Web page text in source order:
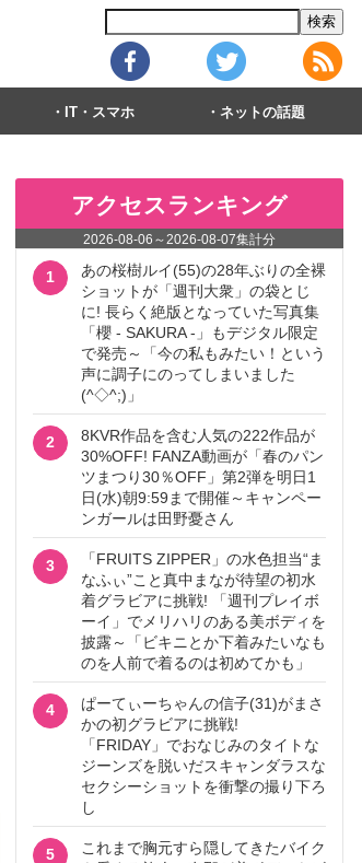
IT・スマホ ネットの話題
アクセスランキング
2026-08-06 ～2026-08-07集計分
1
あの桜樹ルイ(55)の28年ぶりの全裸
ショットが「週刊大衆」の袋とじ
に! 長らく絶版となっていた写真集
「櫻 - SAKURA -」もデジタル限定
で発売～「今の私もみたい！という
声に調子にのってしまいました
(^◇^;)」
2
8KVR作品を含む人気の222作品が
30%OFF! FANZA動画が「春のパン
ツまつり30％OFF」第2弾を明日1
日(水)朝9:59まで開催～キャンペー
ンガールは田野憂さん
3
「FRUITS ZIPPER」の水色担当“ま
なふぃ”こと真中まなが待望の初水
着グラビアに挑戦! 「週刊プレイボ
ーイ」でメリハリのある美ボディを
披露～「ビキニとか下着みたいなも
のを人前で着るのは初めてかも」
4
ぱーてぃーちゃんの信子(31)がまさ
かの初グラビアに挑戦!
「FRIDAY」でおなじみのタイトな
ジーンズを脱いだスキャンダラスな
セクシーショットを衝撃の撮り下ろ
し
5
これまで胸元すら隠してきたバイク